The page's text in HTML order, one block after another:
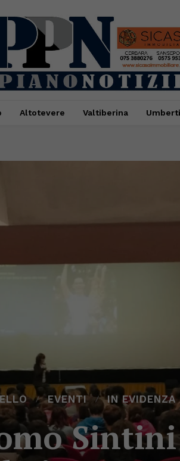
Altotevere Valtiberina
EVENTI IN EVIDENZA